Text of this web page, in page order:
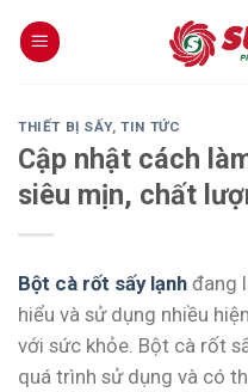
Skip
THIẾT BỊ SẤY,TIN TỨC
Cập nhật cách
siêu mịn, chất
Bột cà rốt sấy lạnh đang
hiểu và sử dụng nhiều
với sức khỏe. Bột cà rốt
quá trình sử dụng và có